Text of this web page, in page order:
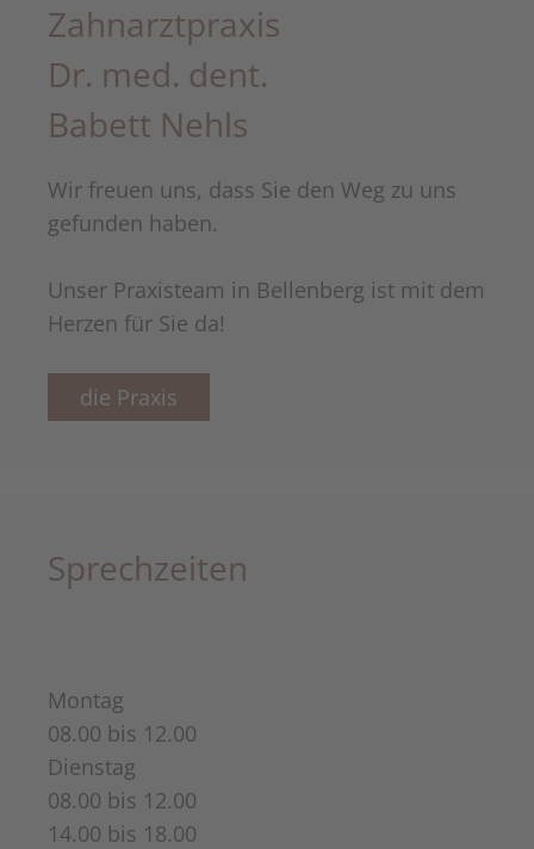
Zahnarztpraxis
Dr. med. dent.
Babett Nehls
Wir freuen uns, dass Sie den Weg zu uns
gefunden haben.
Unser Praxisteam in Bellenberg ist mit dem
Herzen für Sie da!
die Praxis
Sprechzeiten
Montag
08.00 bis 12.00
Dienstag
08.00 bis 12.00
14.00 bis 18.00